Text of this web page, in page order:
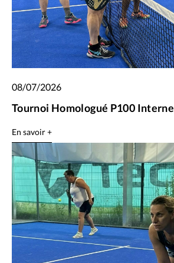
08/07/2026
Tournoi Homologué P100 Interne
En savoir +